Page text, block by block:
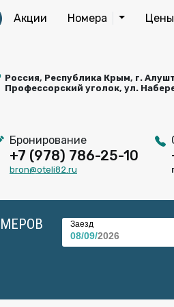
Акции Номера
Россия, Республика Крым, г.
Профессорский уголок, ул.
Бронирование
+7 (978) 786-25-10
bron@oteli82.ru
Заезд